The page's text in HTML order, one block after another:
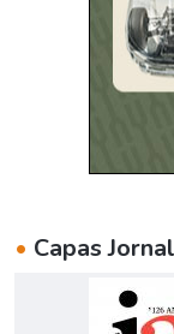
• Capas